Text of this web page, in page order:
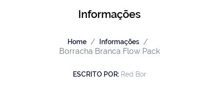
Informações
Home / Informações /
Borracha Branca Flow Pack
ESCRITO POR: Red Bor